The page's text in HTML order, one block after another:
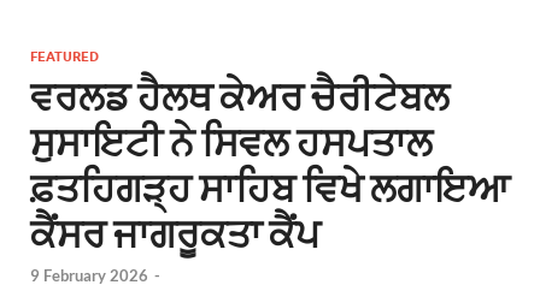
FEATURED
ਵਰਲਡ ਹੈਲਥ ਕੇਅਰ ਚੈਰੀਟੇਬਲ
ਸੁਸਾਇਟੀ ਨੇ ਸਿਵਲ ਹਸਪਤਾਲ
ਫ਼ਤਹਿਗੜ੍ਹ ਸਾਹਿਬ ਵਿਖੇ ਲਗਾਇਆ
ਕੈਂਸਰ ਜਾਗਰੂਕਤਾ ਕੈਂਪ
9 February 2026 -